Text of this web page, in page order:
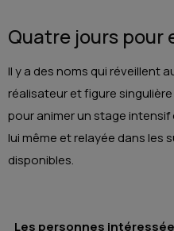
Quatre jours pour
Il y a des noms qui réveillent
réalisateur et figure
pour animer un stage intensif
lui même et relayée dans les
disponibles.
Les personnes